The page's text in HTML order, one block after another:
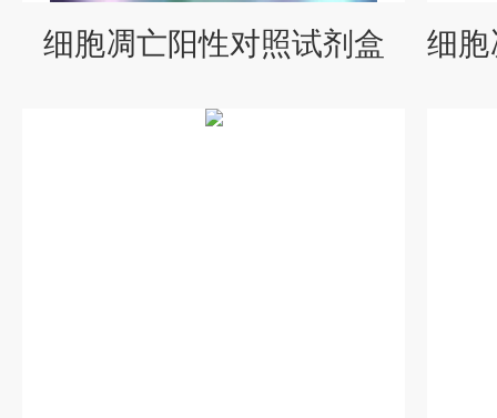
细胞凋亡阳性对照试剂盒